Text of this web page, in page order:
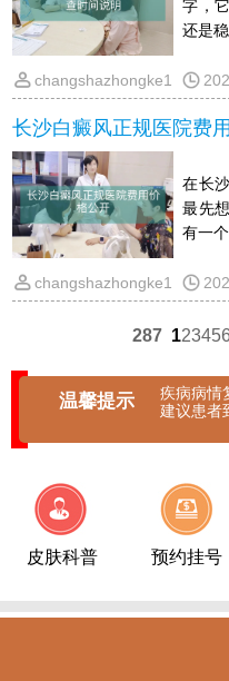
字，
还是
changshazhongke1
长沙白癜风正规医院费
在长
最先
有一
changshazhongke1
287 123456
温馨提示
疾病病情
建议患者
皮肤科普 预约挂号